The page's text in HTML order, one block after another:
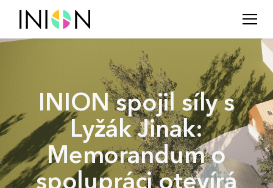
INION spojil síly s
Lyžák Jinak:
Memorandum o
spolupráci otevírá